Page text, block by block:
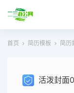
首页 简历模板 简历
活泼封面